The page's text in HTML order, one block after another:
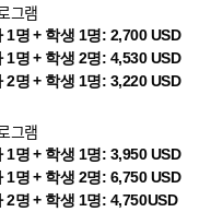
그램
1명 + 학생 1명: 2,700 USD
1명 + 학생 2명: 4,530 USD
2명 + 학생 1명: 3,220 USD
그램
1명 + 학생 1명: 3,950 USD
1명 + 학생 2명: 6,750 USD
2명 + 학생 1명: 4,750USD